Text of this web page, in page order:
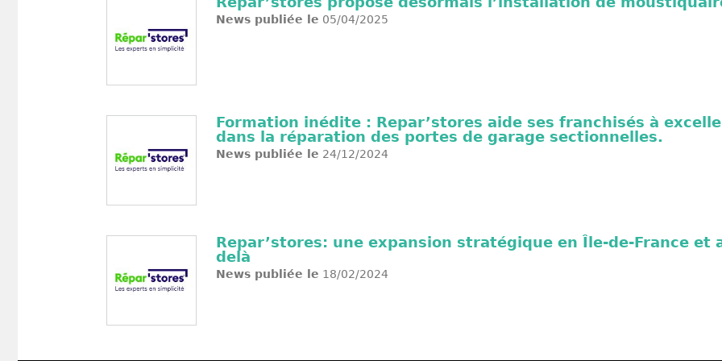
News publiée le 05/04/2025
Formation inédite : Repar’stores aide ses franchisés à
dans la réparation des portes de garage sectionnelles.
News publiée le 24/12/2024
Repar’stores: une expansion stratégique en Île-de-France et
delà
News publiée le 18/02/2024